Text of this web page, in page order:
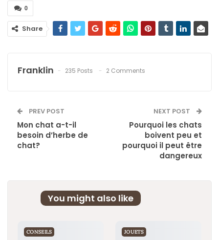
0
Share
Franklin 235 Posts 2 Comments
PREV POST
Mon chat a-t-il
besoin d’herbe de
chat?
NEXT POST
Pourquoi les chats
boivent peu et
pourquoi il peut être
dangereux
You might also like
CONSEILS JOUETS